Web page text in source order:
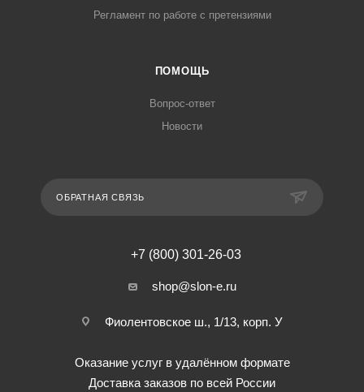
Регламент по работе с претензиями
ПОМОЩЬ
Вопрос-ответ
Новости
ОБРАТНАЯ СВЯЗЬ
+7 (800) 301-26-03
shop@slon-e.ru
Фиолентовское ш., 1/13, корп. У
Оказание услуг в удалённом формате
Доставка заказов по всей России